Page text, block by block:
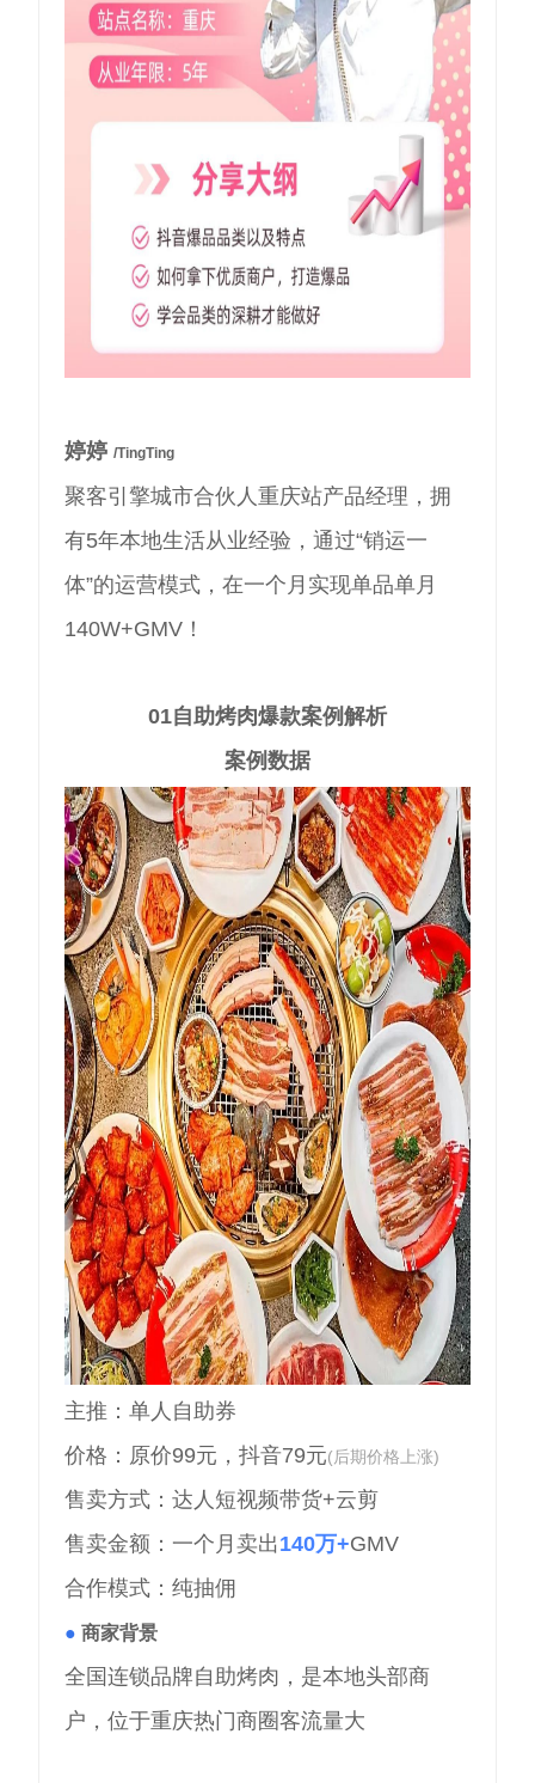
婷婷 /TingTing
聚客引擎城市合伙人重庆站产品经理，拥
有5年本地生活从业经验，通过“销运一
体”的运营模式，在一个月实现单品单月
140W+GMV！
01自助烤肉爆款案例解析
案例数据
主推：单人自助券
价格：原价99元，抖音79元(后期价格上涨)
售卖方式：达人短视频带货+云剪
售卖金额：一个月卖出140万+GMV
合作模式：纯抽佣
● 商家背景
全国连锁品牌自助烤肉，是本地头部商
户，位于重庆热门商圈客流量大